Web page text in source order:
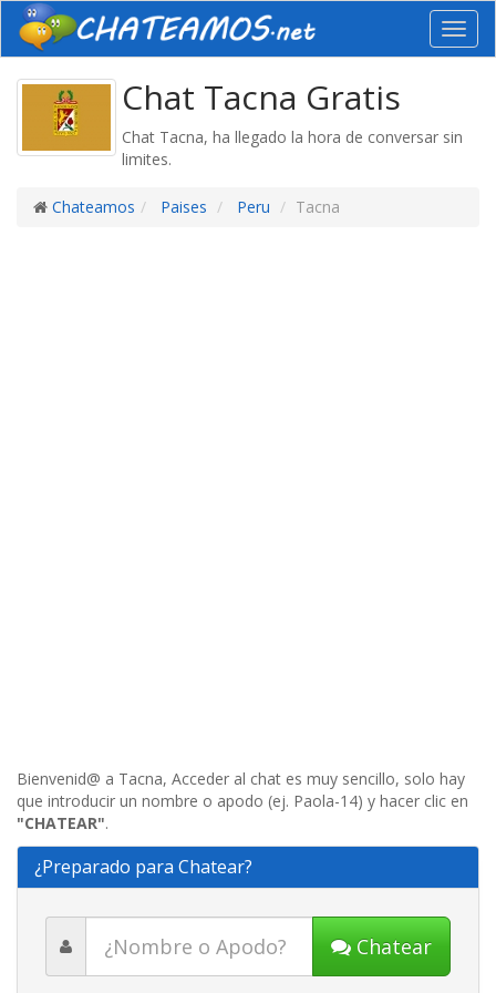
Chat Tacna Gratis
Chat Tacna, ha llegado la hora de conversar sin
limites.
Chateamos Paises Peru Tacna
Bienvenid@ a Tacna, Acceder al chat es muy sencillo, solo hay
que introducir un nombre o apodo (ej. Paola-14) y hacer clic en
"CHATEAR".
¿Preparado para Chatear?
Chatear